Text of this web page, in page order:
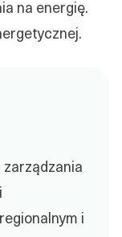
na energię.
zarządzania
i